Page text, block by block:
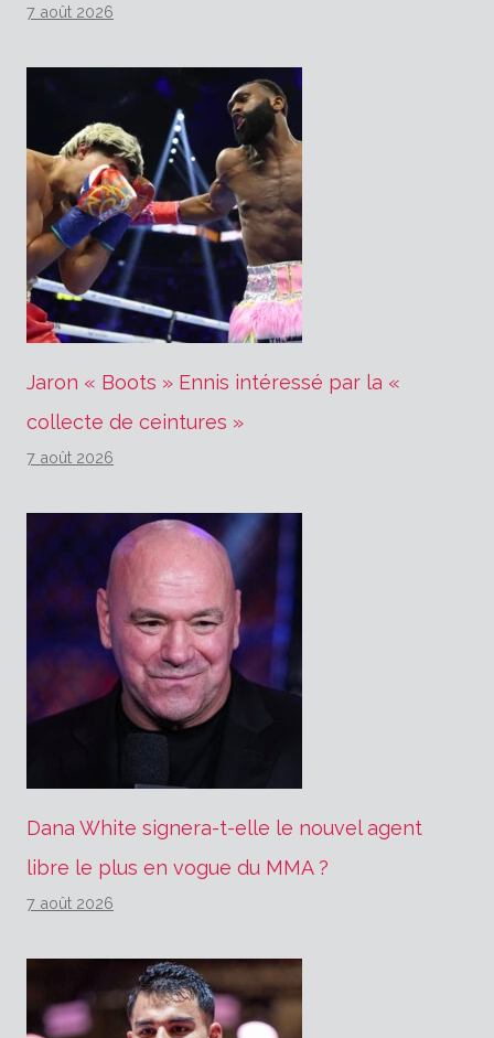
7 août 2026
Jaron « Boots » Ennis intéressé par la «
collecte de ceintures »
7 août 2026
Dana White signera-t-elle le nouvel agent
libre le plus en vogue du MMA ?
7 août 2026